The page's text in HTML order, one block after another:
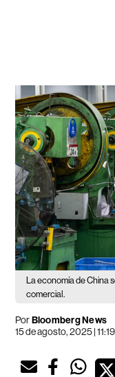
La economía de
comercial.
PorBloomberg News
15 de agosto, 2025 |